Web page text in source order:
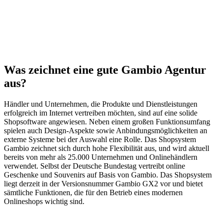
Was zeichnet eine gute Gambio Agentur
aus?
Händler und Unternehmen, die Produkte und Dienstleistungen
erfolgreich im Internet vertreiben möchten, sind auf eine solide
Shopsoftware angewiesen. Neben einem großen Funktionsumfang
spielen auch Design-Aspekte sowie Anbindungsmöglichkeiten an
externe Systeme bei der Auswahl eine Rolle. Das Shopsystem
Gambio zeichnet sich durch hohe Flexibilität aus, und wird aktuell
bereits von mehr als 25.000 Unternehmen und Onlinehändlern
verwendet. Selbst der Deutsche Bundestag vertreibt online
Geschenke und Souvenirs auf Basis von Gambio. Das Shopsystem
liegt derzeit in der Versionsnummer Gambio GX2 vor und bietet
sämtliche Funktionen, die für den Betrieb eines modernen
Onlineshops wichtig sind.